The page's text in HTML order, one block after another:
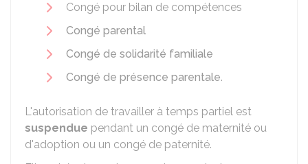
Congé pour bilan de compétences
Congé parental
Congé de solidarité familiale
Congé de présence parentale.
L'autorisation de travailler à temps partiel est
suspendue pendant un congé de maternité ou
d'adoption ou un congé de paternité.